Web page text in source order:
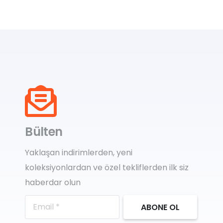
Bülten
Yaklaşan indirimlerden, yeni
koleksiyonlardan ve özel tekliflerden ilk siz
haberdar olun
ABONE OL